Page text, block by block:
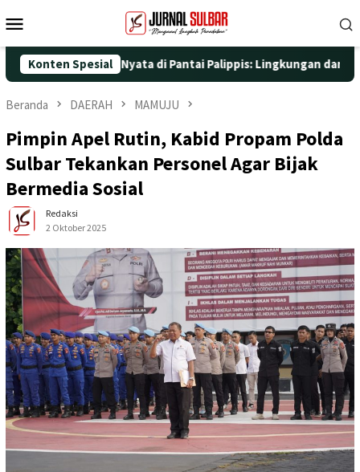
ke
Mobile
Konten Spesial
dengan Aksi Nyata di Pantai Palippis: Lingkungan dan
Beranda DAERAH MAMUJU
Pimpin Apel Rutin, Kabid Propam Polda
Sulbar Tekankan Personel Agar Bijak
Bermedia Sosial
Redaksi
2 Oktober 2025